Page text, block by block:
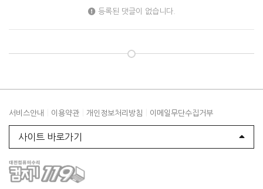
등록된 댓글이 없습니다.
서비스안내 이용약관 개인정보처리방침 이메일무단수집거부
사이트 바로가기